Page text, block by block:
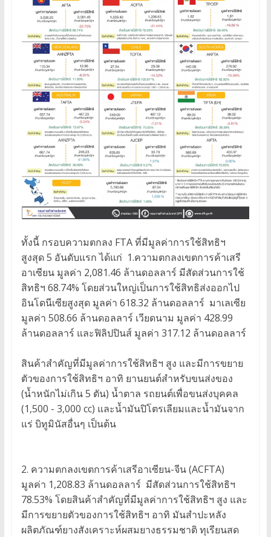
ทั้งนี้ กรอบความตกลง FTA ที่มีมูลค่าการใช้สิทธิฯ
สูงสุด 5 อันดับแรก ได้แก่ 1.ความตกลงเขตการค้าเสรี
อาเซียน มูลค่า 2,081.46 ล้านดอลลาร์ มีสัดส่วนการใช้
สิทธิฯ 68.74% โดยส่วนใหญ่เป็นการใช้สิทธิส่งออกไป
อินโดนีเซียสูงสุด มูลค่า 618.32 ล้านดอลลาร์ มาเลเซีย
มูลค่า 508.66 ล้านดอลลาร์ เวียดนาม มูลค่า 428.99
ล้านดอลลาร์ และฟิลิปปินส์ มูลค่า 317.12 ล้านดอลลาร์
สินค้าสำคัญที่มีมูลค่าการใช้สิทธิฯ สูง และมีการขยาย
ตัวของการใช้สิทธิฯ อาทิ ยานยนต์สำหรับขนส่งของ
(น้ำหนักไม่เกิน 5 ตัน) น้ำตาล รถยนต์เพื่อขนส่งบุคคล
(1,500 - 3,000 cc) และน้ำมันปิโตรเลียมและน้ำมันจาก
แร่ บิทูมินัสอื่นๆ เป็นต้น
2. ความตกลงเขตการค้าเสรีอาเซียน-จีน (ACFTA)
มูลค่า 1,208.83 ล้านดอลลาร์ มีสัดส่วนการใช้สิทธิฯ
78.53% โดยสินค้าสำคัญที่มีมูลค่าการใช้สิทธิฯ สูง และ
มีการขยายตัวของการใช้สิทธิฯ อาทิ มันสำปะหลัง
ผลิตภัณฑ์ยางสังเคราะห์ผสมยางธรรมชาติ ทุเรียนสด